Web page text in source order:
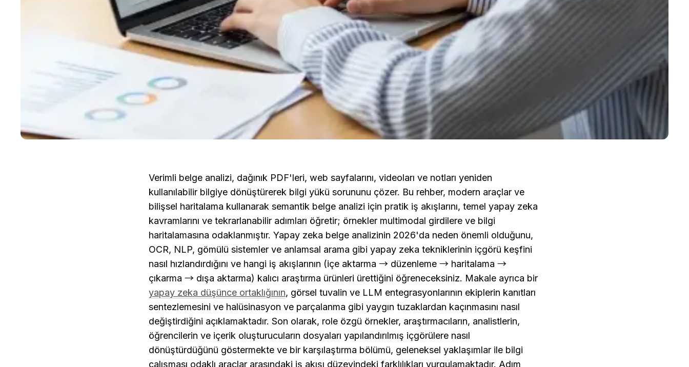
Verimli belge analizi, dağınık PDF'leri, web sayfalarını, videoları ve notları yeniden
kullanılabilir bilgiye dönüştürerek bilgi yükü sorununu çözer. Bu rehber, modern araçlar ve
bilişsel haritalama kullanarak semantik belge analizi için pratik iş akışlarını, temel yapay zeka
kavramlarını ve tekrarlanabilir adımları öğretir; örnekler multimodal girdilere ve bilgi
haritalamasına odaklanmıştır. Yapay zeka belge analizinin 2026'da neden önemli olduğunu,
OCR, NLP, gömülü sistemler ve anlamsal arama gibi yapay zeka tekniklerinin içgörü keşfini
nasıl hızlandırdığını ve hangi iş akışlarının (içe aktarma → düzenleme → haritalama →
yapay zeka düşünce ortaklığının, görsel tuvalin ve LLM entegrasyonlarının ekiplerin kanıtları
sentezlemesini ve halüsinasyon ve parçalanma gibi yaygın tuzaklardan kaçınmasını nasıl
değiştirdiğini açıklamaktadır. Son olarak, role özgü örnekler, araştırmacıların, analistlerin,
öğrencilerin ve içerik oluşturucuların dosyaları yapılandırılmış içgörülere nasıl
dönüştürdüğünü göstermekte ve bir karşılaştırma bölümü, geleneksel yaklaşımlar ile bilgi
çalışması odaklı araçlar arasındaki iş akışı düzeyindeki farklılıkları vurgulamaktadır. Adım